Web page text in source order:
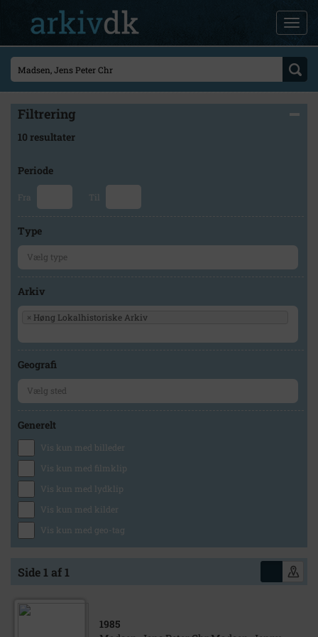
Filtrering
10 resultater
Periode
Fra Til
Type
Arkiv
× Høng Lokalhistoriske Arkiv
Geografi
Generelt
Vis kun med billeder
Vis kun med filmklip
Vis kun med lydklip
Vis kun med kilder
Vis kun med geo-tag
Side 1 af 1
1985